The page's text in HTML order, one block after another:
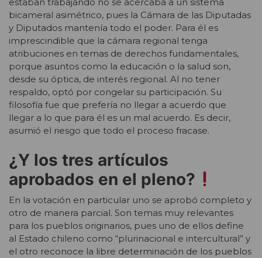
estaban trabajando no se acercaba a un sistema
bicameral asimétrico, pues la Cámara de las Diputadas
y Diputados mantenía todo el poder. Para él es
imprescindible que la cámara regional tenga
atribuciones en temas de derechos fundamentales,
porque asuntos como la educación o la salud son,
desde su óptica, de interés regional. Al no tener
respaldo, optó por congelar su participación. Su
filosofía fue que prefería no llegar a acuerdo que
llegar a lo que para él es un mal acuerdo. Es decir,
asumió el riesgo que todo el proceso fracase.
¿Y los tres artículos
aprobados en el pleno?
En la votación en particular uno se aprobó completo y
otro de manera parcial. Son temas muy relevantes
para los pueblos originarios, pues uno de ellos define
al Estado chileno como “plurinacional e intercultural” y
el otro reconoce la libre determinación de los pueblos